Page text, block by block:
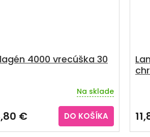
4000 vrecúška 30
Na sklade
€ DO KOŠÍKA